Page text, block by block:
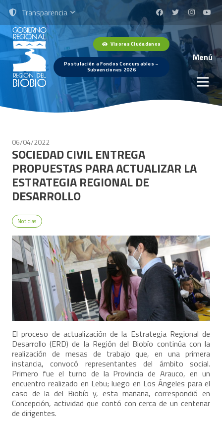
Transparencia
Visores Ciudadanos
Postulación a Fondos Concursables –
Subvenciones 2026
Menú
06/04/2022
SOCIEDAD CIVIL ENTREGA
PROPUESTAS PARA ACTUALIZAR LA
ESTRATEGIA REGIONAL DE
DESARROLLO
Noticias
El proceso de actualización de la Estrategia Regional de
Desarrollo (ERD) de la Región del Biobío continúa con la
realización de mesas de trabajo que, en una primera
instancia, convocó representantes del ámbito social.
Primero fue el turno de la Provincia de Arauco, en un
encuentro realizado en Lebu; luego en Los Ángeles para el
caso de la del Biobío y, esta mañana, correspondió en
Concepción, actividad que contó con cerca de un centenar
de dirigentes.